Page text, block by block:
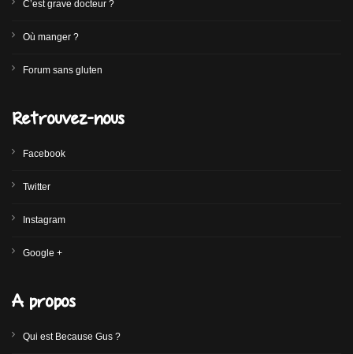
C’est grave docteur ?
Où manger ?
Forum sans gluten
Retrouvez-nous
Facebook
Twitter
Instagram
Google +
A propos
Qui est Because Gus ?